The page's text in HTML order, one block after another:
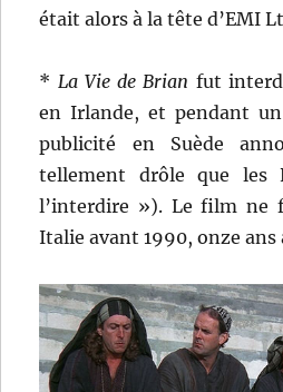
était alors à la tête d’EMI
* La Vie de Brian fut
en Irlande, et pendant
publicité en Suède
tellement drôle que les
l’interdire »). Le film ne
Italie avant 1990, onze ans